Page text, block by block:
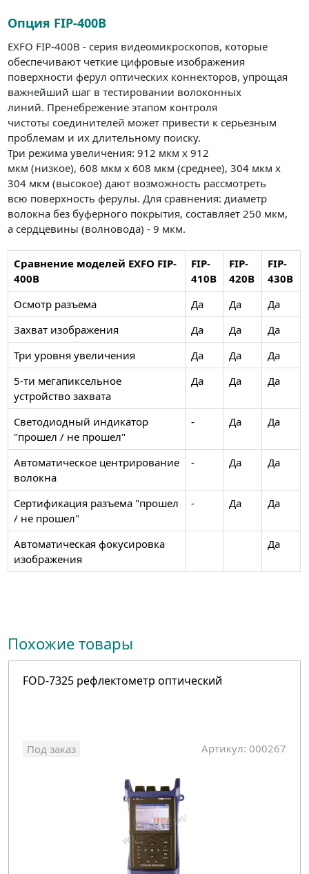
Опция FIP-400B
EXFO FIP-400B - серия видеомикроскопов, которые
обеспечивают четкие цифровые изображения
поверхности ферул оптических коннекторов, упрощая
важнейший шаг в тестировании волоконных
линий. Пренебрежение этапом контроля
чистоты соединителей может привести к серьезным
проблемам и их длительному поиску.
Три режима увеличения: 912 мкм x 912
мкм (низкое), 608 мкм x 608 мкм (среднее), 304 мкм x
304 мкм (высокое) дают возможность рассмотреть
всю поверхность ферулы. Для сравнения: диаметр
волокна без буферного покрытия, составляет 250 мкм,
а сердцевины (волновода) - 9 мкм.
Сравнение моделей EXFO FIP-
400B
FIP-
410B
FIP-
420B
FIP-
430B
Осмотр разъема
Да Да
Да
Захват изображения
Да Да
Да
Три уровня увеличения
Да Да
Да
5-ти мегапиксельное
устройство захвата
Да Да Да
Светодиодный индикатор
"прошел / не прошел"
- Да Да
Автоматическое центрирование
волокна
- Да Да
Сертификация разъема "прошел
/ не прошел"
- Да Да
Автоматическая фокусировка
изображения
Да
Похожие товары
FOD-7325 рефлектометр оптический
Под заказ Артикул: 000267